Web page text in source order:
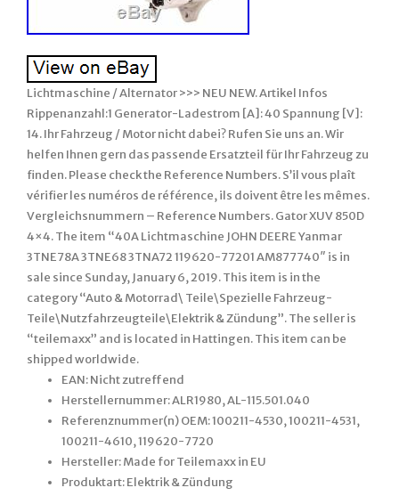
Lichtmaschine / Alternator >>> NEU NEW. Artikel Infos
Rippenanzahl:1 Generator-Ladestrom [A]: 40 Spannung [V]:
14. Ihr Fahrzeug / Motor nicht dabei? Rufen Sie uns an. Wir
helfen Ihnen gern das passende Ersatzteil für Ihr Fahrzeug zu
finden. Please check the Reference Numbers. S’il vous plaît
vérifier les numéros de référence, ils doivent être les mêmes.
Vergleichsnummern – Reference Numbers. Gator XUV 850D
4×4. The item “40A Lichtmaschine JOHN DEERE Yanmar
3TNE78A 3TNE68 3TNA72 119620-77201 AM877740″ is in
sale since Sunday, January 6, 2019. This item is in the
category “Auto & Motorrad\ Teile\Spezielle Fahrzeug-
Teile\Nutzfahrzeugteile\Elektrik & Zündung”. The seller is
“teilemaxx” and is located in Hattingen. This item can be
shipped worldwide.
EAN: Nicht zutreffend
Herstellernummer: ALR1980, AL-115.501.040
Referenznummer(n) OEM: 100211-4530, 100211-4531,
100211-4610, 119620-7720
Hersteller: Made for Teilemaxx in EU
Produktart: Elektrik & Zündung